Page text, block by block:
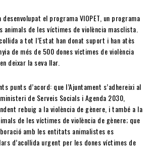
desenvolupat el programa VIOPET, un programa
de les víctimes de violència masclista.
a tot l’Estat han donat suport i han atès
de més de 500 dones víctimes de violència
deixar la seva llar.
punts d’acord: que l’Ajuntament s’adhereixi al
de Serveis Socials i Agenda 2030,
rebuig a la violència de gènere, i també a la
de les víctimes de violència de gènere; que
amb les entitats animalistes es
d’acollida urgent per les dones víctimes de